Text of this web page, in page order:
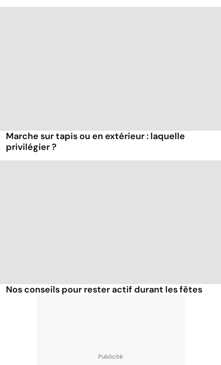
Marche sur tapis ou en extérieur : laquelle
privilégier ?
Nos conseils pour rester actif durant les fêtes